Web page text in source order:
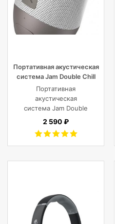
Портативная акустическая
система Jam Double Chill
Grey
Портативная
акустическая
система Jam Double
Chill Grey (серый)
2 590 ₽